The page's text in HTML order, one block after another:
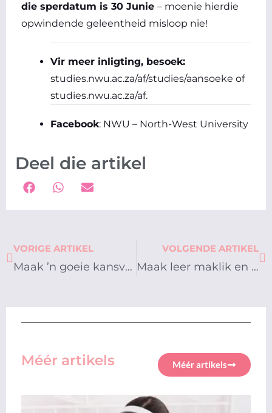
die sperdatum is 30 Junie – moenie hierdie
opwindende geleentheid misloop nie!
Vir meer inligting, besoek:
studies.nwu.ac.za/af/studies/aansoeke of
studies.nwu.ac.za/af.
Facebook: NWU – North-West University
Deel die artikel
Prev
VORIGE ARTIKEL
Maak ’n goeie kansvatter groot!
VOLGENDE ARTIKEL
Maak leer maklik en lekker [Promosie]
Méér artikels Méér artikels